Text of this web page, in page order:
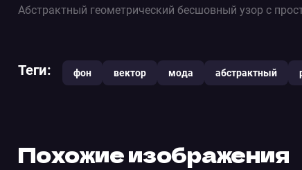
Абстрактный геометрический бесшовный узор с
Теги: фон вектор мода абстрактный
Похожие изображения